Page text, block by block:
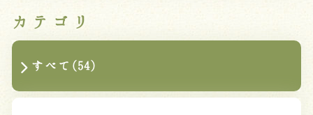
カテゴリ
すべて(54)